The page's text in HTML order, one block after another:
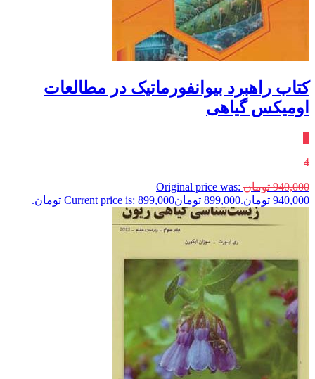
کتاب راهبرد بیوانفورماتیک در مطالعات
اومیکس گیاهی
4
940,000 تومان Original price was:
940,000 تومان.
899,000 تومانCurrent price is: 899,000 تومان.